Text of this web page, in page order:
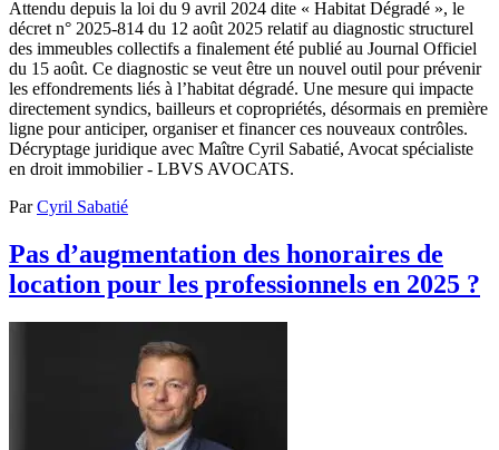
Attendu depuis la loi du 9 avril 2024 dite « Habitat Dégradé », le
décret n° 2025-814 du 12 août 2025 relatif au diagnostic structurel
des immeubles collectifs a finalement été publié au Journal Officiel
du 15 août. Ce diagnostic se veut être un nouvel outil pour prévenir
les effondrements liés à l’habitat dégradé. Une mesure qui impacte
directement syndics, bailleurs et copropriétés, désormais en première
ligne pour anticiper, organiser et financer ces nouveaux contrôles.
Décryptage juridique avec Maître Cyril Sabatié, Avocat spécialiste
en droit immobilier - LBVS AVOCATS.
ParCyril Sabatié
Pas d’augmentation des honoraires de
location pour les professionnels en 2025 ?